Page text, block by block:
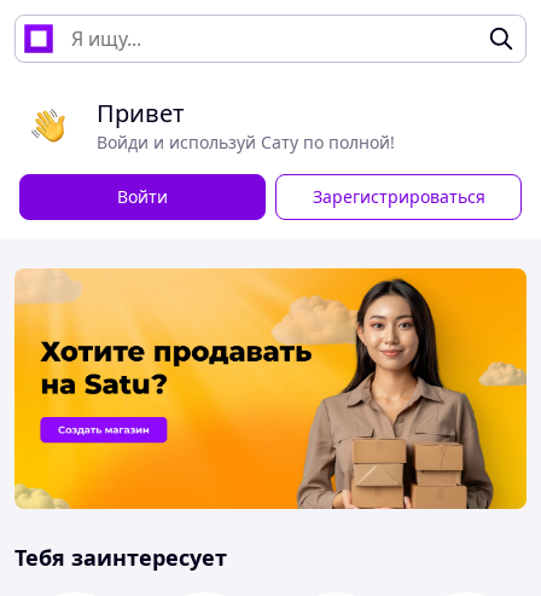
Привет
Войди и используй Сату по полной!
Войти Зарегистрироваться
Тебя заинтересует